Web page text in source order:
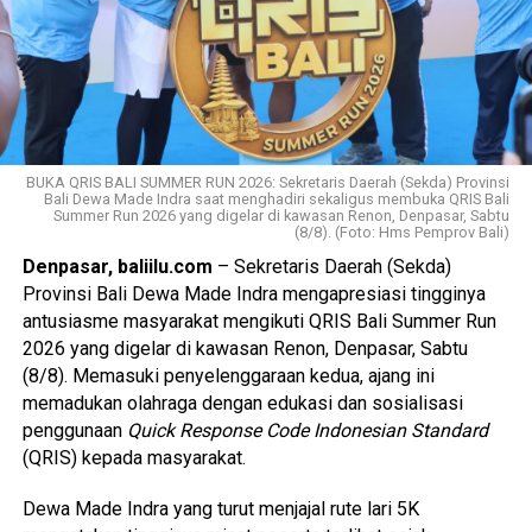
tepat, terpadu dan terkoordinasi.
“Latihan Kesiapsiagaan Operasional ini bertujuan menguji
kesiapan prosedur, komando dan pengendalian,
interoperabilitas, serta sinergi antarinstansi dalam
menghadapi skenario bencana berskala besar. Melalui
latihan ini, kami ingin memastikan seluruh unsur memiliki
kesamaan persepsi, mampu bekerja sama secara efektif
dan memberikan respons yang optimal demi keselamatan
masyarakat,” ujar Pangkogabwilhan II.
Baca Juga Sinergikan Sistem Pengamanan
Lingkungan Terpadu Berbasis Desa Adat,
Gubernur Koster Terbitkan Pergub Nomor 26
Tahun 2020
karena memiliki karakteristik geografis dengan potensi
BUKA QRIS BALI SUMMER RUN 2026: Sekretaris Daerah (Sekda) Provinsi
Bali Dewa Made Indra saat menghadiri sekaligus membuka QRIS Bali
Summer Run 2026 yang digelar di kawasan Renon, Denpasar, Sabtu
(8/8). (Foto: Hms Pemprov Bali)
Denpasar, baliilu.com – Sekretaris Daerah (Sekda)
Provinsi Bali Dewa Made Indra mengapresiasi tingginya
antusiasme masyarakat mengikuti QRIS Bali Summer Run
2026 yang digelar di kawasan Renon, Denpasar, Sabtu
(8/8). Memasuki penyelenggaraan kedua, ajang ini
memadukan olahraga dengan edukasi dan sosialisasi
penggunaan Quick Response Code Indonesian Standard
(QRIS) kepada masyarakat.
Dewa Made Indra yang turut menjajal rute lari 5K